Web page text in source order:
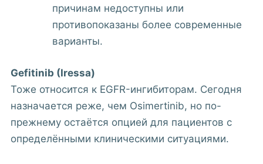
причинам недоступны или
противопоказаны более современные
варианты.
Gefitinib (Iressa)
Тоже относится к EGFR-ингибиторам. Сегодня
назначается реже, чем Osimertinib, но по-
прежнему остаётся опцией для пациентов с
определёнными клиническими ситуациями.